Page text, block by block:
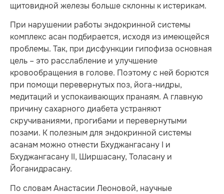
щитовидной железы больше склонны к истерикам.
При нарушении работы эндокринной системы
комплекс асан подбирается, исходя из имеющейся
проблемы. Так, при дисфункции гипофиза основная
цель – это расслабление и улучшение
кровообращения в голове. Поэтому с ней борются
при помощи перевернутых поз, йога-нидры,
медитаций и успокаивающих пранаям. А главную
причину сахарного диабета устраняют
скручиваниями, прогибами и перевернутыми
позами. К полезным для эндокринной системы
асанам можно отнести Бхуджангасану I и
Бхуджангасану II, Ширшасану, Толасану и
Йоганидрасану.
По словам Анастасии Леоновой, научные